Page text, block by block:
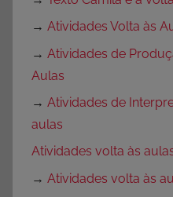
→ Atividades Volta às
→ Atividades de
Aulas
→ Atividades de
aulas
Atividades volta às
→ Atividades volta às